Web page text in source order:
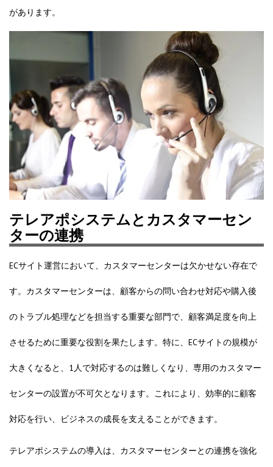
があります。
テレアポシステムとカスタマーセン
ターの連携
ECサイト運営において、カスタマーセンターは欠かせない存在で
す。カスタマーセンターは、顧客からの問い合わせ対応や購入後
のトラブル処理などを担当する重要な部門で、顧客満足度を向上
させるために重要な役割を果たします。特に、ECサイトの規模が
大きくなると、1人で対応するのは難しくなり、専用のカスタマー
センターの設置が不可欠となります。これにより、効率的に顧客
対応を行い、ビジネスの成長を支えることができます。
テレアポシステムの導入は、カスタマーセンターとの連携を強化